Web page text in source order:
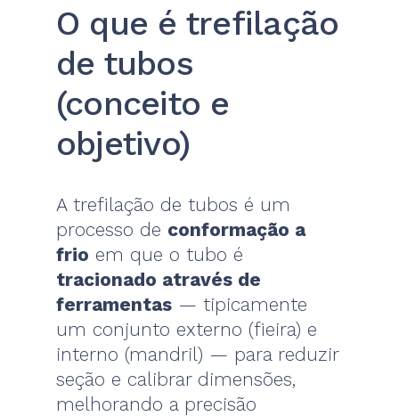
O que é trefilação
de tubos
(conceito e
objetivo)
A trefilação de tubos é um
processo de conformação a
frio em que o tubo é
tracionado através de
ferramentas — tipicamente
um conjunto externo (fieira) e
interno (mandril) — para reduzir
seção e calibrar dimensões,
melhorando a precisão